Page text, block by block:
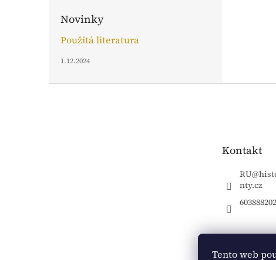
Tento web
Novinky
Použitá literatura
1.12.2024
Kontakt
RU@
nty.cz
603888202